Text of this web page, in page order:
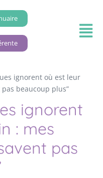
ignorent où est leur
beaucoup plus”
ignorent
: mes
pas